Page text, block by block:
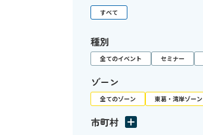
すべて
種別
全てのイベント セミナー
ゾーン
全てのゾーン 東葛・湾岸ゾーン
市町村